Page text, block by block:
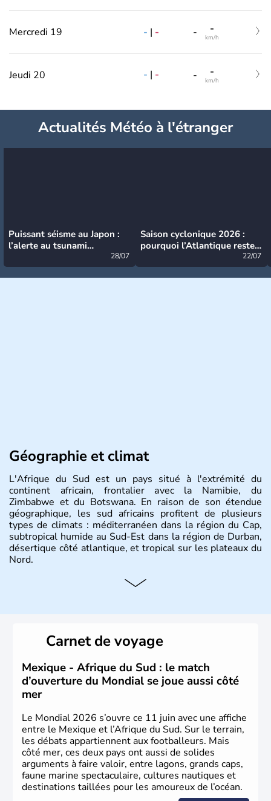
Mercredi 19 - | - - -
km/h
Jeudi 20 - | - - -
km/h
Actualités Météo à l'étranger
Puissant séisme au Japon :
l’alerte au tsunami
28/07
Saison cyclonique 2026 :
pourquoi l’Atlantique reste
22/07
Géographie et climat
L'Afrique du Sud est un pays situé à l'extrémité du
continent africain, frontalier avec la Namibie, du
Zimbabwe et du Botswana. En raison de son étendue
géographique, les sud africains profitent de plusieurs
types de climats : méditerranéen dans la région du Cap,
subtropical humide au Sud-Est dans la région de Durban,
désertique côté atlantique, et tropical sur les plateaux du
Nord.
Histoire et administration
Mandela. Sa capitale administrative est aujourd'hui
Pretoria. L'Afrique du Sud est riche en ressources
minières, notamment avec l'or et le charbon.
Carnet de voyage
Mexique - Afrique du Sud : le match
d’ouverture du Mondial se joue aussi côté
mer
Le Mondial 2026 s’ouvre ce 11 juin avec une affiche
entre le Mexique et l’Afrique du Sud. Sur le terrain,
les débats appartiennent aux footballeurs. Mais
côté mer, ces deux pays ont aussi de solides
arguments à faire valoir, entre lagons, grands caps,
faune marine spectaculaire, cultures nautiques et
destinations taillées pour les amoureux de l’océan.